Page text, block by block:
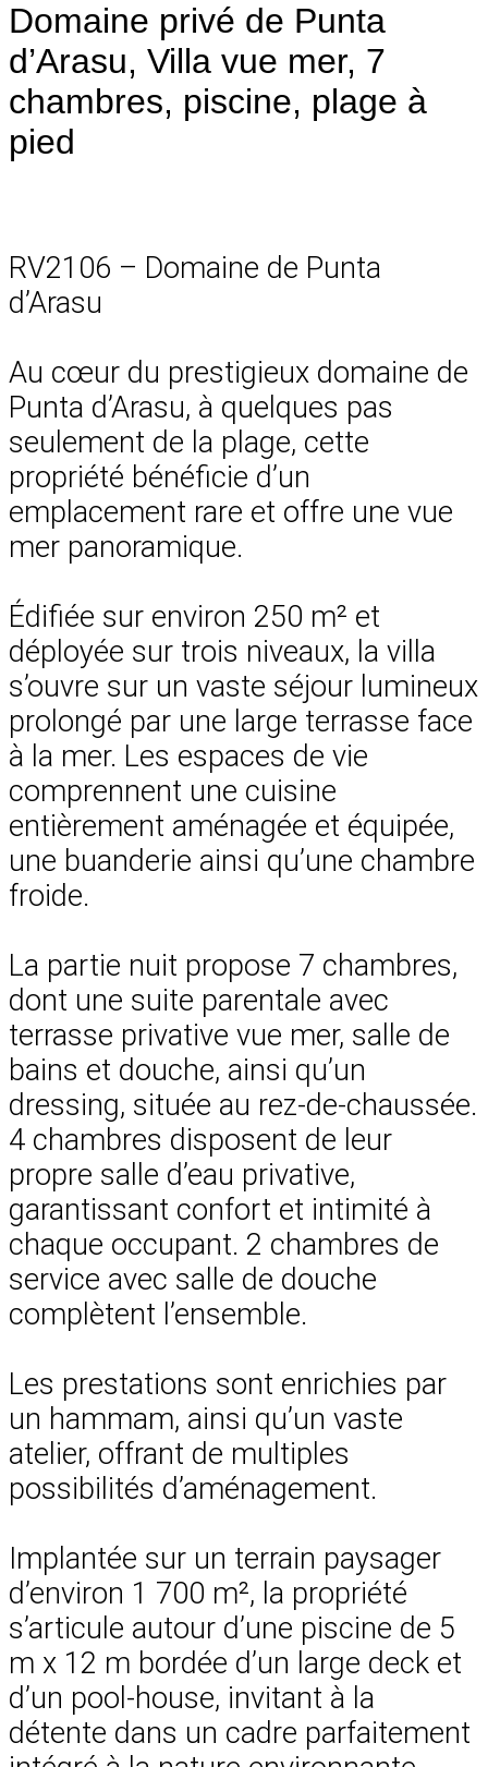
Domaine privé de Punta
d’Arasu, Villa vue mer, 7
chambres, piscine, plage à
pied
RV2106 – Domaine de Punta
d’Arasu
Au cœur du prestigieux domaine de
Punta d’Arasu, à quelques pas
seulement de la plage, cette
propriété bénéficie d’un
emplacement rare et offre une vue
mer panoramique.
Édifiée sur environ 250 m² et
déployée sur trois niveaux, la villa
s’ouvre sur un vaste séjour lumineux
prolongé par une large terrasse face
à la mer. Les espaces de vie
comprennent une cuisine
entièrement aménagée et équipée,
une buanderie ainsi qu’une chambre
froide.
La partie nuit propose 7 chambres,
dont une suite parentale avec
terrasse privative vue mer, salle de
bains et douche, ainsi qu’un
dressing, située au rez-de-chaussée.
4 chambres disposent de leur
propre salle d’eau privative,
garantissant confort et intimité à
chaque occupant. 2 chambres de
service avec salle de douche
complètent l’ensemble.
Les prestations sont enrichies par
un hammam, ainsi qu’un vaste
atelier, offrant de multiples
possibilités d’aménagement.
Implantée sur un terrain paysager
d’environ 1 700 m², la propriété
s’articule autour d’une piscine de 5
m x 12 m bordée d’un large deck et
d’un pool-house, invitant à la
détente dans un cadre parfaitement